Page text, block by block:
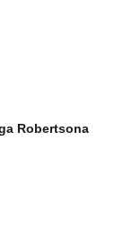
Robertsona